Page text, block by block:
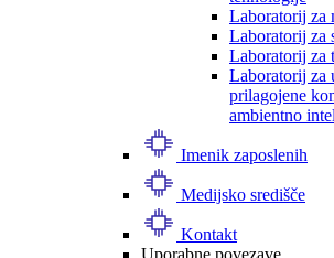
Laboratorij za
Laboratorij za
Laboratorij za
Laboratorij za
prilagojene
ambientno
Imenik zaposlenih
Medijsko središče
Kontakt
Uporabne povezave